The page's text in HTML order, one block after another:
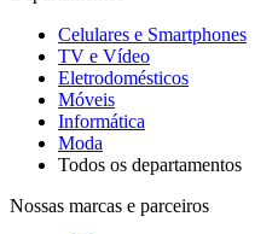
Celulares e Smartphones
TV e Vídeo
Eletrodomésticos
Móveis
Informática
Moda
Todos os departamentos
Nossas marcas e parceiros